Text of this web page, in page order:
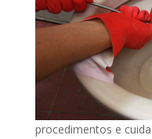
procedimentos e